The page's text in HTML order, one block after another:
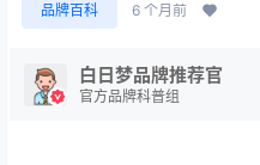
品牌百科 6 个月前
白日梦品牌推荐官
官方品牌科普组